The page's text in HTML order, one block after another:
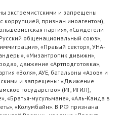
экстремистскими и запрещены
признан иноагентом),
партия», «Свидетели
общенациональный союз»,
«Правый сектор», УНА-
«Мизантропик дивижн»,
движение «Артподготовка»,
«Воля», АУЕ, батальоны «Азов» и
и запрещены: «Движение
государство» (ИГ, ИГИЛ),
«Братья-мусульмане», «Аль-Каида в
«Колумбайн». В РФ признана